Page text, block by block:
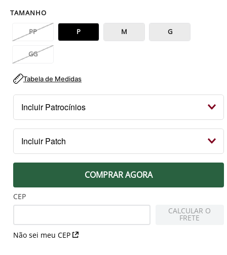
TAMANHO
PP P M G
GG
Tabela de Medidas
Incluir Patrocínios
Kit Patrocínios
R$ 119,99
Incluir Patch
Patch Campeão 2023 Libertadores
MANGA DIREITA
COMPRAR AGORA
CEP
Não sei meu CEP
CALCULAR O
FRETE